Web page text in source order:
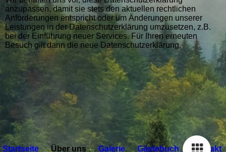
anzupassen, damit sie stets den aktuellen rechtlichen
Anforderungen entspricht oder um Änderungen unserer
Leistungen in der Datenschutzerklärung umzusetzen, z.B.
bei der Einführung neuer Services. Für Ihren erneuten
Besuch gilt dann die neue Datenschutzerklärung.
StartseiteÜber uns Galerie Gästebuch Kontakt